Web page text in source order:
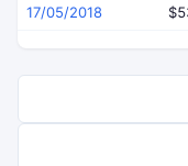
17/05/2018